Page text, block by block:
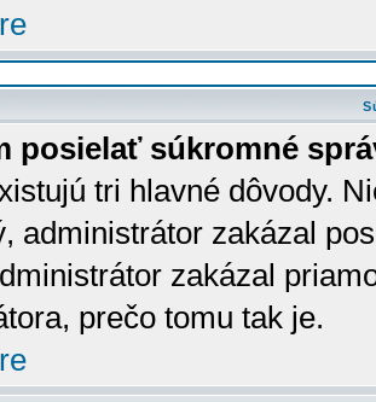
posielať súkromné
tri hlavné dôvody.
administrátor zakázal
zakázal
prečo tomu tak je.